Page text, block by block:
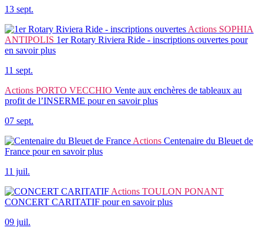
13 sept.
Actions SOPHIA
ANTIPOLIS 1er Rotary Riviera Ride - inscriptions ouvertes pour
en savoir plus
11 sept.
Actions PORTO VECCHIO Vente aux enchères de tableaux au
profit de l’INSERME pour en savoir plus
07 sept.
Actions Centenaire du Bleuet de
France pour en savoir plus
11 juil.
Actions TOULON PONANT
CONCERT CARITATIF pour en savoir plus
09 juil.